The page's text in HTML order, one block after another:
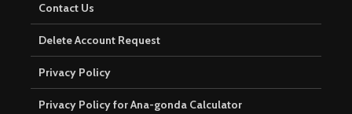
Contact Us
Delete Account Request
Privacy Policy
Privacy Policy for Ana-gonda Calculator